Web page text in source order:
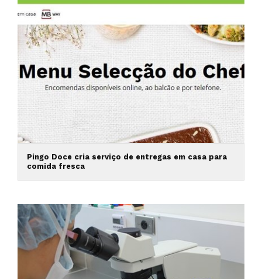
Pingo Doce cria serviço de entregas em casa para
comida fresca